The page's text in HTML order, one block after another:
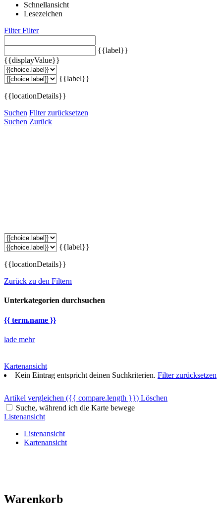
Schnellansicht
Lesezeichen
FilterFilter
{{label}}
{{displayValue}}
{{label}}
{{locationDetails}}
Suchen Filter zurücksetzen
Suchen Zurück
{{label}}
{{locationDetails}}
Zurück zu den Filtern
Unterkategorien durchsuchen
{{ term.name }}
lade mehr
Kartenansicht
Kein Eintrag entspricht deinen Suchkriterien. Filter zurücksetzen
Artikel vergleichen ({{ compare.length }}) Löschen
Suche, während ich die Karte bewege
Listenansicht
Listenansicht
Kartenansicht
Warenkorb